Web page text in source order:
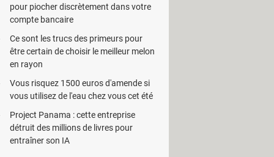
pour piocher discrètement dans votre
compte bancaire
Ce sont les trucs des primeurs pour
être certain de choisir le meilleur melon
en rayon
Vous risquez 1500 euros d'amende si
vous utilisez de l'eau chez vous cet été
Project Panama : cette entreprise
détruit des millions de livres pour
entraîner son IA